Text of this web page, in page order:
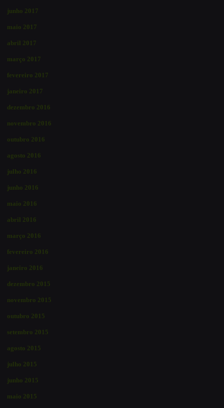
junho 2017
maio 2017
abril 2017
março 2017
fevereiro 2017
janeiro 2017
dezembro 2016
novembro 2016
outubro 2016
agosto 2016
julho 2016
junho 2016
maio 2016
abril 2016
março 2016
fevereiro 2016
janeiro 2016
dezembro 2015
novembro 2015
outubro 2015
setembro 2015
agosto 2015
julho 2015
junho 2015
maio 2015